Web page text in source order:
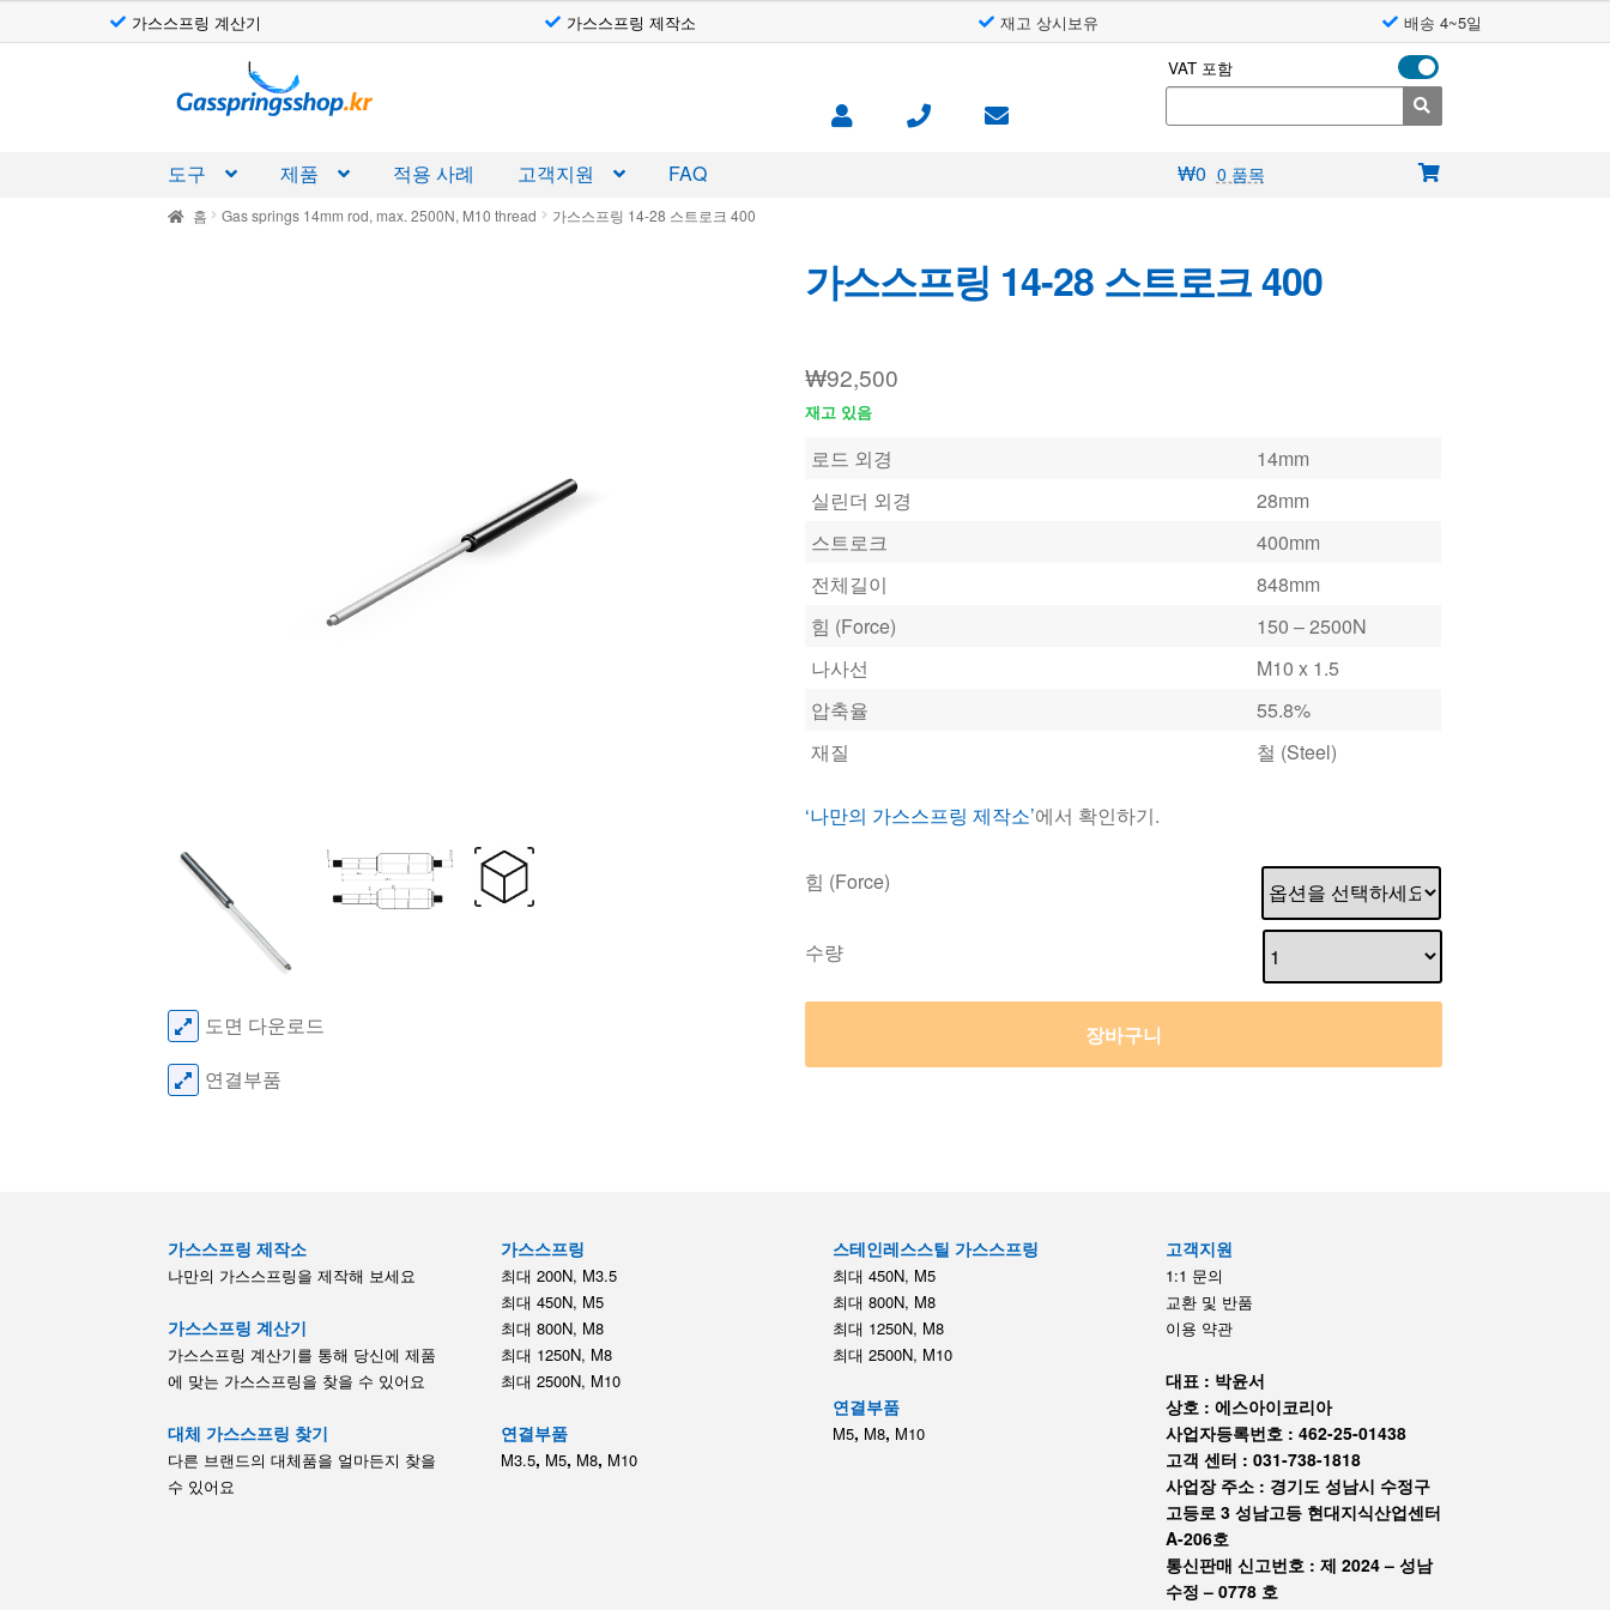
가스스프링 계산기 가스스프링 제작소 재고 상시보유 배송 4~5일
색
로
너
텐
로
너
VAT 포함
for:
도구 제품 적용 사례 고객지원 FAQ ₩0 0 품목
홈 Gas springs 14mm rod, max. 2500N, M10 thread 가스스프링 14-28 스트로크 400
가스스프링 14-28 스트로크 400
₩92,500
재고 있음
로드 외경
14mm
실린더 외경
28mm
스트로크
400mm
전체길이
848mm
힘 (Force)
150 – 2500N
나사선
M10 x 1.5
압축율
55.8%
재질
철 (Steel)
‘나만의 가스스프링 제작소’에서 확인하기.
힘 (Force)
수량
장바구니
도면 다운로드
연결부품
가스스프링 제작소
나만의 가스스프링을 제작해 보세요
가스스프링 계산기
가스스프링 계산기를 통해 당신에 제품
에 맞는 가스스프링을 찾을 수 있어요
대체 가스스프링 찾기
다른 브랜드의 대체품을 얼마든지 찾을
수 있어요
가스스프링
최대 200N, M3.5
최대 450N, M5
최대 800N, M8
최대 1250N, M8
최대 2500N, M10
연결부품
M3.5, M5, M8, M10
스테인레스스틸 가스스프링
최대 450N, M5
최대 800N, M8
최대 1250N, M8
최대 2500N, M10
연결부품
M5, M8, M10
고객지원
1:1 문의
교환 및 반품
이용 약관
대표 : 박윤서
상호 : 에스아이코리아
사업자등록번호 : 462-25-01438
고객 센터 : 031-738-1818
사업장 주소 : 경기도 성남시 수정구
고등로 3 성남고등 현대지식산업센터
A-206호
통신판매 신고번호 : 제 2024 – 성남
수정 – 0778 호